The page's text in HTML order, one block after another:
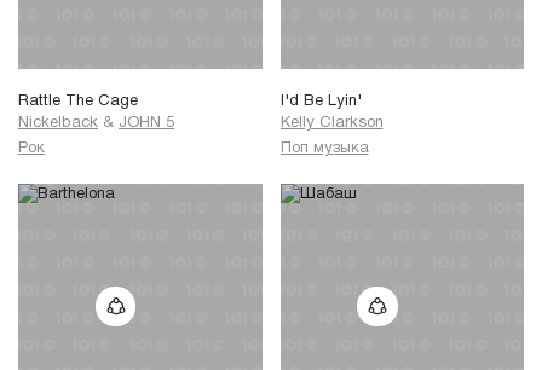
Rattle The Cage
Nickelback & JOHN 5
Рок
I'd Be Lyin'
Kelly Clarkson
Поп музыка